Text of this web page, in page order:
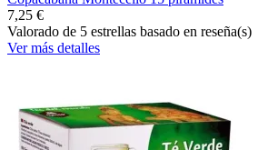
7,25 €
Valorado de 5 estrellas basado en reseña(s)
Ver más detalles